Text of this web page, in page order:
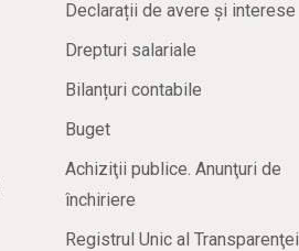
Declarații de avere și interese
Drepturi salariale
Bilanțuri contabile
Buget
Achiziţii publice. Anunţuri de
închiriere
Registrul Unic al Transparenţei